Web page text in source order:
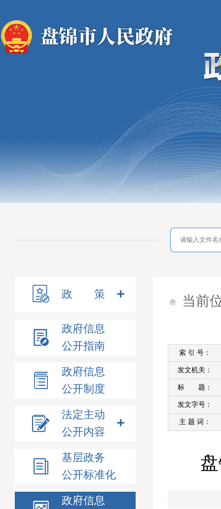
政 策
政府信息
公开指南
政府信息
公开制度
法定主动
公开内容
基层政务
公开标准化
政府信息
当前
索 引 号：
发文机关：
标 题：
发文字号：
主 题 词：